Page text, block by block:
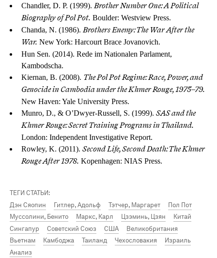
Chandler, D. P. (1999). Brother Number One: A Political
Biography of Pol Pot. Boulder: Westview Press.
Chanda, N. (1986). Brothers Enemy: The War After the
War. New York: Harcourt Brace Jovanovich.
Hun Sen. (2014). Rede im Nationalen Parlament,
Kambodscha.
Kiernan, B. (2008). The Pol Pot Regime: Race, Power, and
Genocide in Cambodia under the Khmer Rouge, 1975–79.
New Haven: Yale University Press.
Munro, D., & O’Dwyer-Russell, S. (1999). SAS and the
Khmer Rouge: Secret Training Programs in Thailand.
London: Independent Investigative Report.
Rowley, K. (2011). Second Life, Second Death: The Khmer
Rouge After 1978. Kopenhagen: NIAS Press.
ТЕГИ СТАТЬИ:
Дэн Сяопин
Гитлер, Адольф Тэтчер, Маргарет
Пол Пот
Муссолини, Бенито
Маркс, Карл Цзэминь, Цзян
Китай
Сингапур
Советский Союз США
Великобритания
Вьетнам
Камбоджа Таиланд Чехословакия
Израиль
Анализ